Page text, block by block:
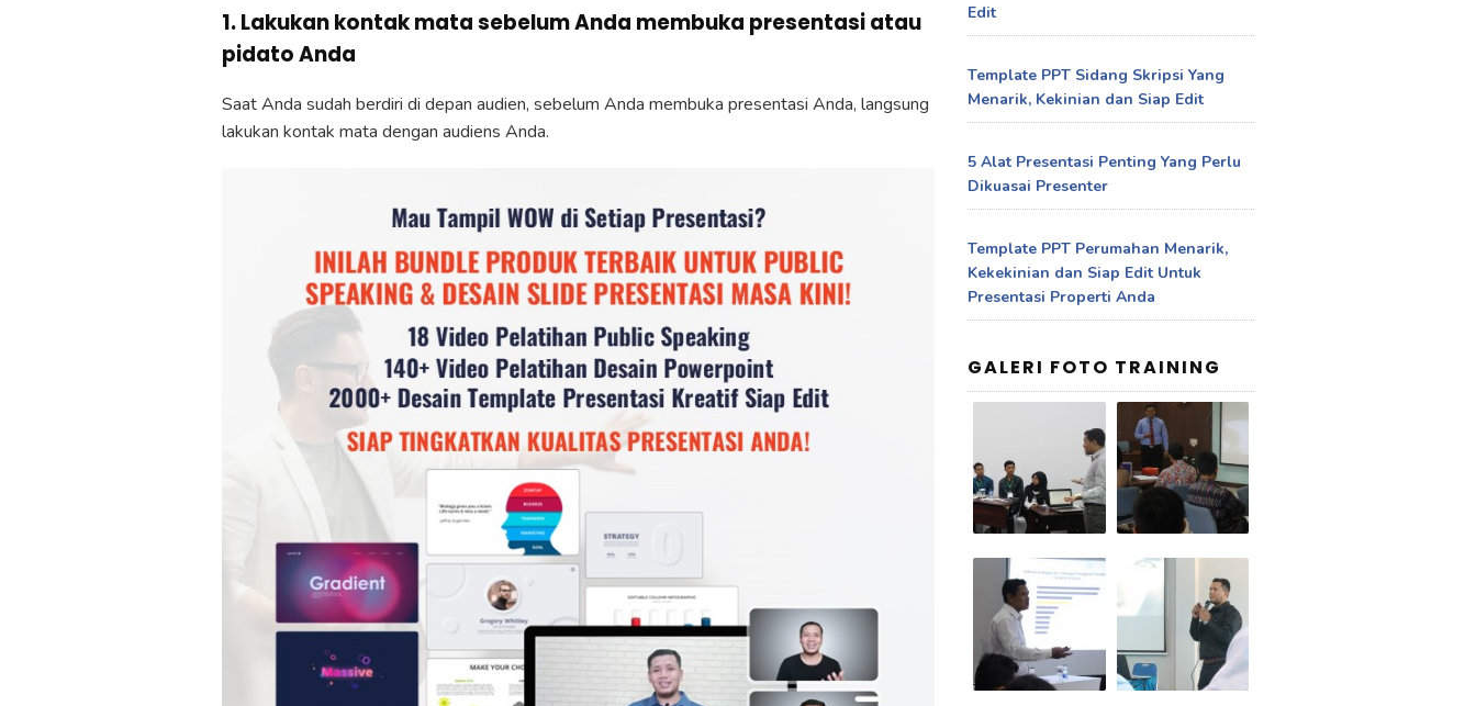
1. Lakukan kontak mata sebelum Anda membuka presentasi atau
pidato Anda
Saat Anda sudah berdiri di depan audien, sebelum Anda membuka presentasi Anda, langsung
lakukan kontak mata dengan audiens Anda.
Edit
Template PPT Sidang Skripsi Yang
Menarik, Kekinian dan Siap Edit
5 Alat Presentasi Penting Yang Perlu
Dikuasai Presenter
Template PPT Perumahan Menarik,
Kekekinian dan Siap Edit Untuk
Presentasi Properti Anda
GALERI FOTO TRAINING